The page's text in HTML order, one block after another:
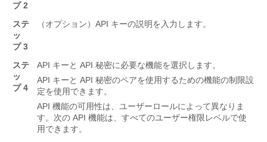
プ 2
ステ
ッ
プ 3
（オプション）API キーの説明を入力します。
ステ
ッ
プ 4
API キーと API 秘密に必要な機能を選択します。
API キーと API 秘密のペアを使用するための機能の制限設
定を使用できます。
API 機能の可用性は、ユーザーロールによって異なりま
す。次の API 機能は、すべてのユーザー権限レベルで使
用できます。